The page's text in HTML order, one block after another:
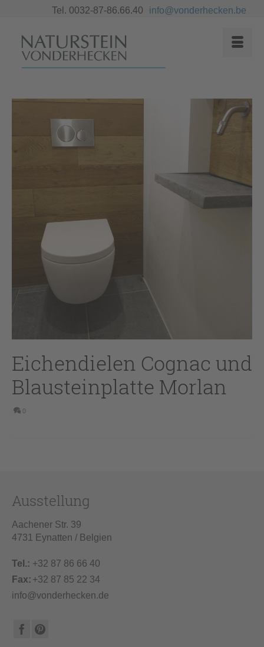
Tel. 0032-87-86.66.40 info@vonderhecken.be
Eichendielen Cognac und
Blausteinplatte Morlan
0
Ausstellung
Aachener Str. 39
4731 Eynatten / Belgien
Tel.: +32 87 86 66 40
Fax: +32 87 85 22 34
info@vonderhecken.de